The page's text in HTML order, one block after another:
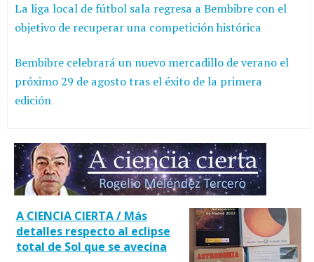
La liga local de fútbol sala regresa a Bembibre con el
objetivo de recuperar una competición histórica
Bembibre celebrará un nuevo mercadillo de verano el
próximo 29 de agosto tras el éxito de la primera
edición
A CIENCIA CIERTA / Más
detalles respecto al eclipse
total de Sol que se avecina